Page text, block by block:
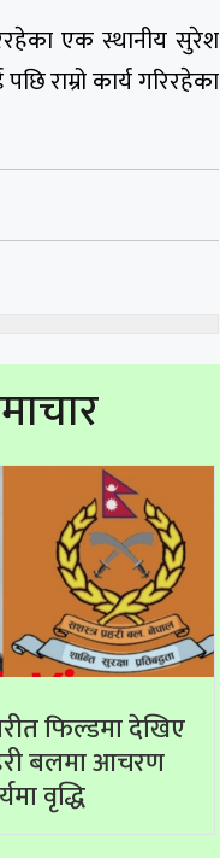
एक स्थानीय सुरेश
राम्रो कार्य गरिरहेका
फिल्डमा देखिए
बलमा आचरण
वृद्धि